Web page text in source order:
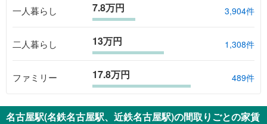
一人暮らし 7.8万円 3,904件
二人暮らし 13万円 1,308件
ファミリー 17.8万円 489件
名古屋駅(名鉄名古屋駅、近鉄名古屋駅)の間取りごとの家賃